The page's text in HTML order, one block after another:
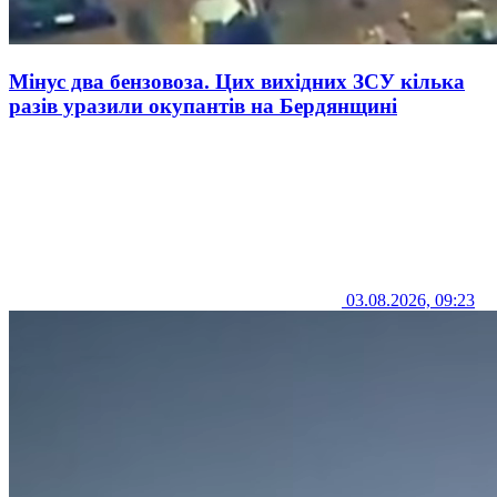
Мінус два бензовоза. Цих вихідних ЗСУ кілька
разів уразили окупантів на Бердянщині
03.08.2026, 09:23